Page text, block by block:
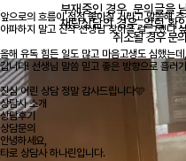
부재중인 경우, 문의글을
채팅상담의 경우, 알림 확
취소될 경우 문
앞으로의 흐름이 점점 좋아질 거라고 말씀해
아파하지 말고 진작 선생님 찾아올 걸 그랬다
올해 유독 힘든 일도 많고 마음고생도 심했는
갑니다! 선생님 말씀 믿고 좋은 방향으로 흘러
진심 어린 상담 정말 감사드립니다🩵
상담사 소개
상담후기
상담문의
안녕하세요,
타로 상담사 하나린입니다.